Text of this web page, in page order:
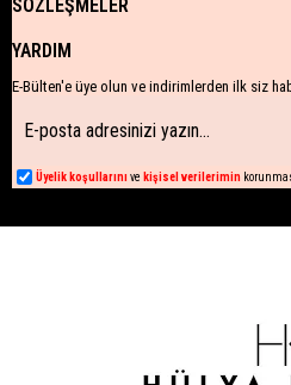
SÖZLEŞMELER
YARDIM
E-Bülten'e üye olun ve indirimlerden ilk siz
Üyelik koşullarını ve kişisel verilerimin